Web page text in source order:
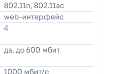
802.11n, 802.11ac
web-интерфейс
4
да, до 600 мбит
1000 мбит/с